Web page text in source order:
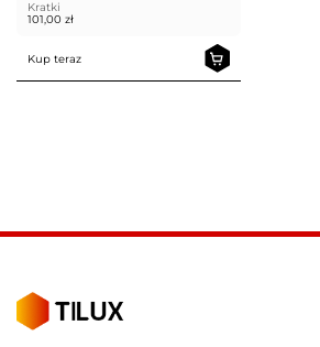
Kratki
101,00 zł
Kup teraz